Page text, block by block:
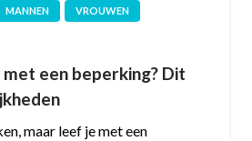
MANNEN
VROUWEN
een beperking? Dit
maar leef je met een